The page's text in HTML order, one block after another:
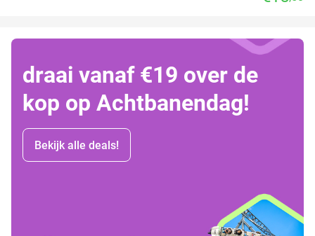
draai vanaf €19 over de
kop op Achtbanendag!
Bekijk alle deals!